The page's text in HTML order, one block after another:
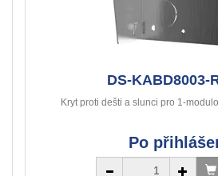
DS-KABD8003-
Kryt proti dešti a slunci pro 1-
Po